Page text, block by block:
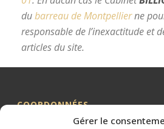
Gérer le
dubarreau de Montpellierne
responsable de l’inexactitude et
articles du site.
COORDONNÉES
Me BILLION-PORTE